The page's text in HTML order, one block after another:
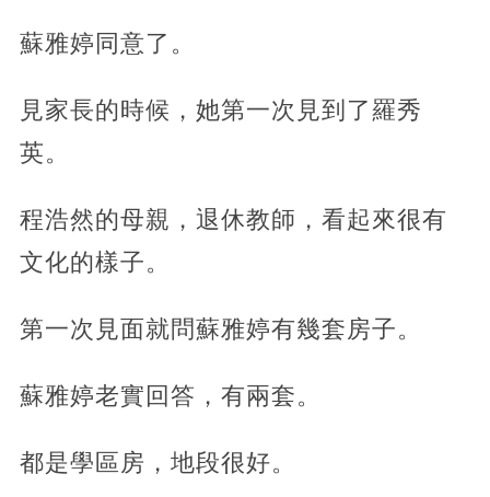
蘇雅婷同意了。
見家長的時候，她第一次見到了羅秀
英。
程浩然的母親，退休教師，看起來很有
文化的樣子。
第一次見面就問蘇雅婷有幾套房子。
蘇雅婷老實回答，有兩套。
都是學區房，地段很好。